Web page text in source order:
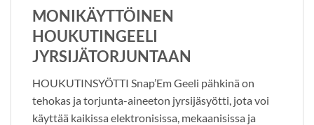
MONIKÄYTTÖINEN
HOUKUTINGEELI
JYRSIJÄTORJUNTAAN
HOUKUTINSYÖTTI Snap’Em Geeli pähkinä on
tehokas ja torjunta-aineeton jyrsijäsyötti, jota voi
käyttää kaikissa elektronisissa, mekaanisissa ja